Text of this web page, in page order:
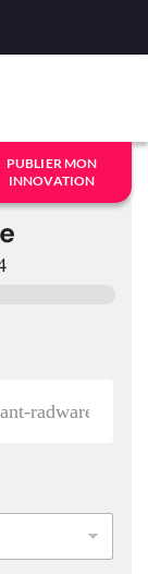
PUBLIER MON
INNOVATION